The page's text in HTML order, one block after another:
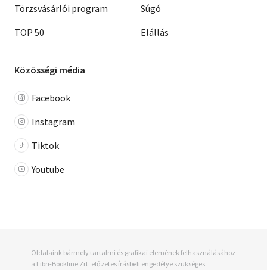
Törzsvásárlói program
TOP 50
Súgó
Elállás
Közösségi média
Facebook
Instagram
Tiktok
Youtube
Oldalaink bármely tartalmi és grafikai elemének felhasználásához
a Libri-Bookline Zrt. előzetes írásbeli engedélye szükséges.